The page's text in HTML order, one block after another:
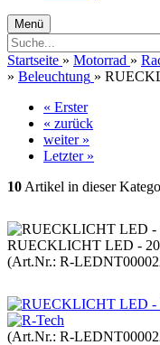
Menü
Startseite » Motorrad »
» Beleuchtung »
« Erster
« zurück
weiter »
Letzter »
10 Artikel in dieser
RUECKLICHT LED -
(Art.Nr.: R-
(Art.Nr.: R-